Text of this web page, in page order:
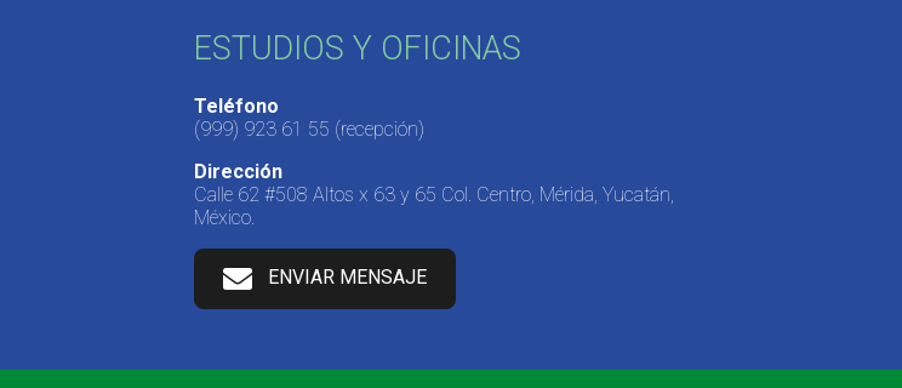
ESTUDIOS Y OFICINAS
Teléfono
(999) 923 61 55 (recepción)
Dirección
Calle 62 #508 Altos x 63 y 65 Col. Centro, Mérida, Yucatán,
México.
ENVIAR MENSAJE